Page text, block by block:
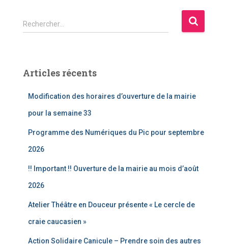
R
e
r
Rechercher…
Articles récents
Modification des horaires d’ouverture de la mairie
pour la semaine 33
Programme des Numériques du Pic pour septembre
2026
!! Important !! Ouverture de la mairie au mois d’août
2026
Atelier Théâtre en Douceur présente « Le cercle de
craie caucasien »
Action Solidaire Canicule – Prendre soin des autres